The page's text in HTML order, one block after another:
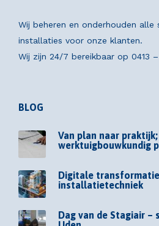
Wij beheren en onderhouden alle
installaties voor onze klanten.
Wij zijn 24/7 bereikbaar op 0413
BLOG
Van plan naar
werktuigbouwkundig
Digitale
installatietechniek
Dag van de Stagiair –